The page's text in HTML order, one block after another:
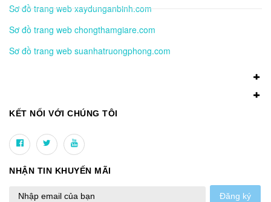
Sơ đồ trang web xaydunganbinh.com
Sơ đồ trang web chongthamgiare.com
Sơ đồ trang web suanhatruongphong.com
KẾT NỐI VỚI CHÚNG TÔI
NHẬN TIN KHUYẾN MÃI
Đăng ký